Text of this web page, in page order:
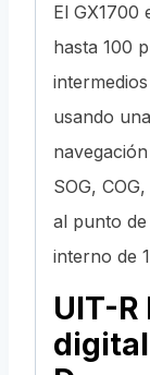
El GX1700
hasta 100
usando
SOG,
al punto
interno de
UIT-R